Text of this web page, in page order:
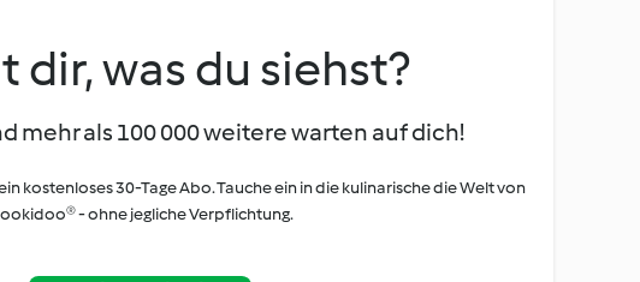
dir, was du siehst?
mehr als 100 000 weitere warten auf dich!
kostenloses 30-Tage Abo. Tauche ein in die kulinarische die Welt von
- ohne jegliche Verpflichtung.